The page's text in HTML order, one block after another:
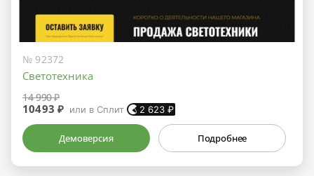
№ 92372
Светотехника
14 990 ₽
10493 ₽ или в Сплит 2 623 ₽
Демоверсия Подробнее